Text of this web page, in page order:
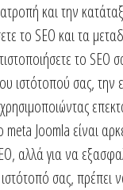
και την
το SEO και τα
το SEO
ιστότοπού σας, την
Joomla είναι
αλλά για να
σας, πρέπει